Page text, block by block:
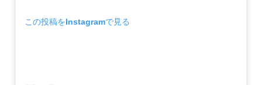
この投稿をInstagramで見る